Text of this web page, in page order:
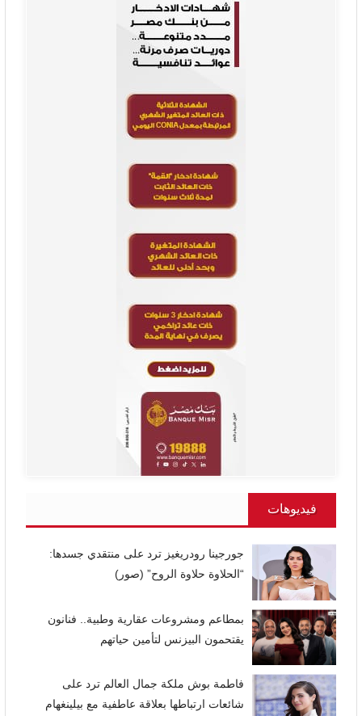
فيديوهات
جورجينا رودريغيز ترد على منتقدي جسدها:
“الحلاوة حلاوة الروح” (صور)
بمطاعم ومشروعات عقارية وطبية.. فنانون
يقتحمون البيزنس لتأمين حياتهم
فاطمة بوش ملكة جمال العالم ترد على
شائعات ارتباطها بعلاقة عاطفية مع بيلينغهام